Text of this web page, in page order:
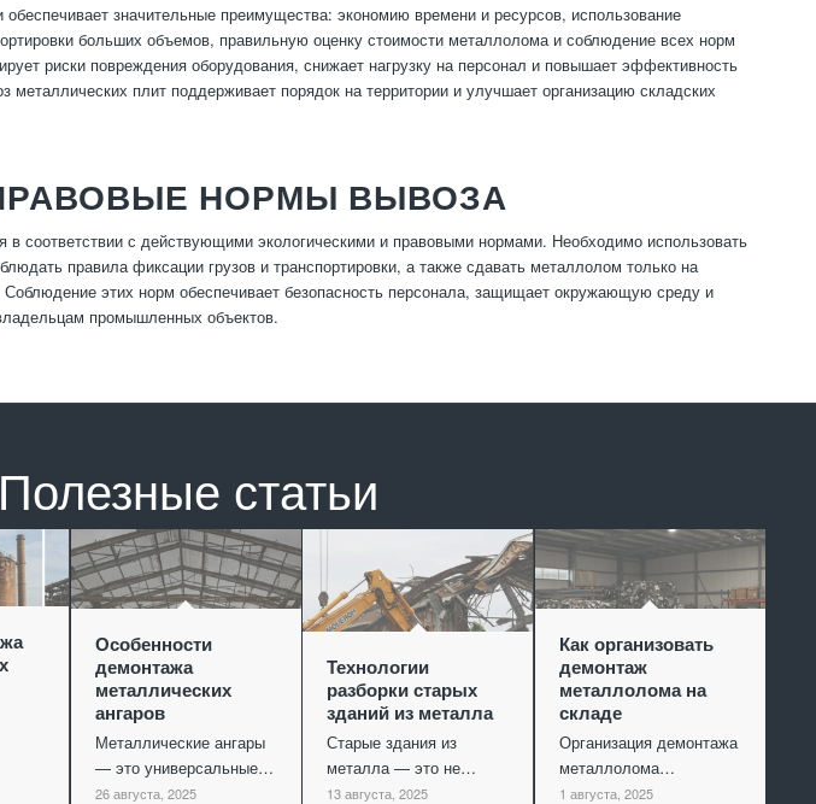
значительные преимущества: экономию времени и ресурсов, использование
больших объемов, правильную оценку стоимости металлолома и соблюдение всех норм
риски повреждения оборудования, снижает нагрузку на персонал и повышает эффективность
металлических плит поддерживает порядок на территории и улучшает организацию складских
НОРМЫ ВЫВОЗА
соответствии с действующими экологическими и правовыми нормами. Необходимо использовать
правила фиксации грузов и транспортировки, а также сдавать металлолом только на
этих норм обеспечивает безопасность персонала, защищает окружающую среду и
промышленных объектов.
Полезные статьи
Особенности
демонтажа
металлических
ангаров
Металлические ангары
— это универсальные…
26 августа, 2025
Технологии
разборки старых
зданий из металла
Старые здания из
металла — это не…
13 августа, 2025
Как организовать
демонтаж
металлолома на
складе
Организация демонтажа
металлолома…
1 августа, 2025